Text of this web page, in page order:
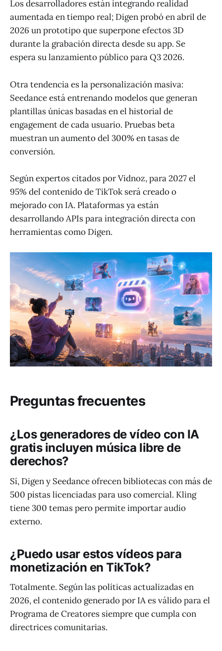
Los desarrolladores están integrando realidad
aumentada en tiempo real; Digen probó en abril de
2026 un prototipo que superpone efectos 3D
durante la grabación directa desde su app. Se
espera su lanzamiento público para Q3 2026.
Otra tendencia es la personalización masiva:
Seedance está entrenando modelos que generan
plantillas únicas basadas en el historial de
engagement de cada usuario. Pruebas beta
muestran un aumento del 300% en tasas de
conversión.
Según expertos citados por Vidnoz, para 2027 el
95% del contenido de TikTok será creado o
mejorado con IA. Plataformas ya están
desarrollando APIs para integración directa con
herramientas como Digen.
Preguntas frecuentes
¿Los generadores de vídeo con IA
gratis incluyen música libre de
derechos?
Sí, Digen y Seedance ofrecen bibliotecas con más de
500 pistas licenciadas para uso comercial. Kling
tiene 300 temas pero permite importar audio
externo.
¿Puedo usar estos vídeos para
monetización en TikTok?
Totalmente. Según las políticas actualizadas en
2026, el contenido generado por IA es válido para el
Programa de Creatores siempre que cumpla con
directrices comunitarias.